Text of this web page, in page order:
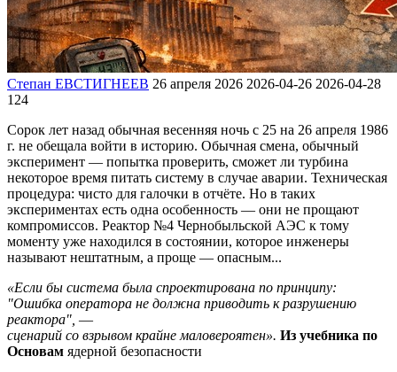
Степан ЕВСТИГНЕЕВ 26 апреля 2026 2026-04-26 2026-04-28
124
Сорок лет назад обычная весенняя ночь с 25 на 26 апреля 1986
г. не обещала войти в историю. Обычная смена, обычный
эксперимент — попытка проверить, сможет ли турбина
некоторое время питать систему в случае аварии. Техническая
процедура: чисто для галочки в отчёте. Но в таких
экспериментах есть одна особенность — они не прощают
компромиссов. Реактор №4 Чернобыльской АЭС к тому
моменту уже находился в состоянии, которое инженеры
называют нештатным, а проще — опасным...
«Если бы система была спроектирована по принципу:
"Ошибка оператора не должна приводить к разрушению
реактора", —
сценарий со взрывом крайне маловероятен». Из учебника по
Основам ядерной безопасности